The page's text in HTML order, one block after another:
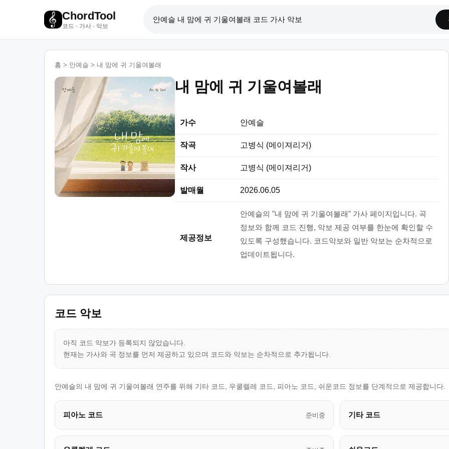
ChordTool
코드 · 가사 · 악보
홈 > 안예슬 > 내 맘에 귀 기울여볼래
내 맘에 귀 기울여볼래
가수 안예슬
작곡 고병식 (메이져리거)
작사 고병식 (메이져리거)
발매월 2026.06.05
제공정보
안예슬의 "내 맘에 귀 기울여볼래" 가사 페이지입니다. 곡
정보와 함께 코드 진행, 악보 제공 여부를 한눈에 확인할 수
있도록 구성했습니다. 코드악보와 일반 악보는 순차적으로
업데이트됩니다.
코드 악보
아직 코드 악보가 등록되지 않았습니다.
현재는 가사와 곡 정보를 먼저 제공하고 있으며 코드와 악보는 순차적으로 추가됩니다.
안예슬의 내 맘에 귀 기울여볼래 연주를 위해 기타 코드, 우쿨렐레 코드, 피아노 코드, 쉬운코드 정보를 단계적으로 제공합니다.
피아노 코드 준비중 기타 코드